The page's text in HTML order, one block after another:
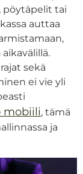
pöytäpelit tai
auttaa
sekä
ei vie yli
mobiili, tämä
ja